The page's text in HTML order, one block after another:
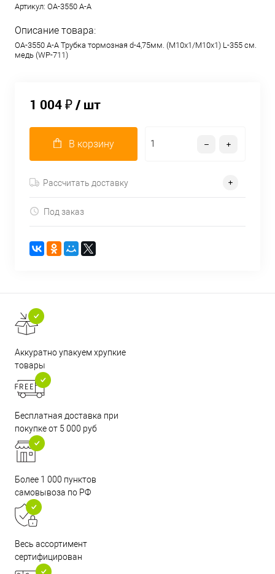
Артикул: OA-3550 A-A
Описание товара:
OA-3550 A-A Трубка тормозная d-4,75мм. (М10х1/М10х1) L-355 см.
медь (WP-711)
1 004 ₽/ шт
В корзину
Рассчитать доставку
Под заказ
Аккуратно упакуем хрупкие
товары
Бесплатная доставка при
покупке от 5 000 руб
Более 1 000 пунктов
самовывоза по РФ
Весь ассортимент
сертифицирован